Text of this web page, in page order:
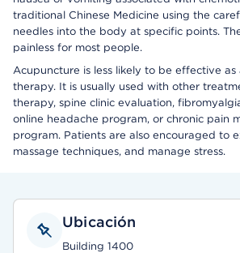
traditional Chinese Medicine using the
needles into the body at specific points.
painless for most people.
Acupuncture is less likely to be effective as
therapy. It is usually used with other
therapy, spine clinic evaluation,
online headache program, or chronic pain
program. Patients are also encouraged to
massage techniques, and manage stress.
Ubicación
Building 1400